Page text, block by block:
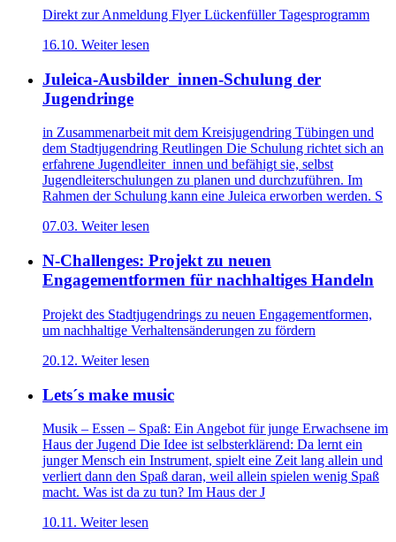
Direkt zur Anmeldung Flyer Lückenfüller Tagesprogramm
16.10. Weiter lesen
Juleica-Ausbilder_innen-Schulung der
Jugendringe
in Zusammenarbeit mit dem Kreisjugendring Tübingen und
dem Stadtjugendring Reutlingen Die Schulung richtet sich an
erfahrene Jugendleiter_innen und befähigt sie, selbst
Jugendleiterschulungen zu planen und durchzuführen. Im
Rahmen der Schulung kann eine Juleica erworben werden. S
07.03. Weiter lesen
N-Challenges: Projekt zu neuen
Engagementformen für nachhaltiges Handeln
Projekt des Stadtjugendrings zu neuen Engagementformen,
um nachhaltige Verhaltensänderungen zu fördern
20.12. Weiter lesen
Lets´s make music
Musik – Essen – Spaß: Ein Angebot für junge Erwachsene im
Haus der Jugend Die Idee ist selbsterklärend: Da lernt ein
junger Mensch ein Instrument, spielt eine Zeit lang allein und
verliert dann den Spaß daran, weil allein spielen wenig Spaß
macht. Was ist da zu tun? Im Haus der J
10.11. Weiter lesen